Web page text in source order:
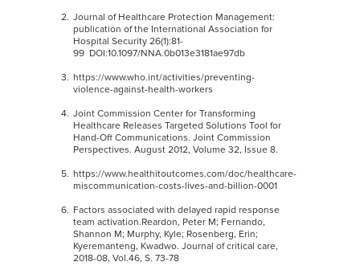
Journal of Healthcare Protection Management:
publication of the International Association for
Hospital Security 26(1):81-
99 DOI:10.1097/NNA.0b013e3181ae97db
https://www.who.int/activities/preventing-
violence-against-health-workers
Joint Commission Center for Transforming
Healthcare Releases Targeted Solutions Tool for
Hand-Off Communications. Joint Commission
Perspectives. August 2012, Volume 32, Issue 8.
https://www.healthitoutcomes.com/doc/healthcare-
miscommunication-costs-lives-and-billion-0001
Factors associated with delayed rapid response
team activation.Reardon, Peter M; Fernando,
Shannon M; Murphy, Kyle; Rosenberg, Erin;
Kyeremanteng, Kwadwo. Journal of critical care,
2018-08, Vol.46, S. 73-78